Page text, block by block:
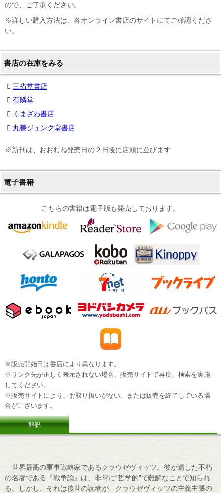
ので、ご了承ください。
※詳しい購入方法は、各オンライン書店のサイトにてご確認くださ
い。
書店の在庫をみる
三省堂書店
有隣堂
くまざわ書店
丸善ジュンク堂書店
※新刊は、おおむね発売日の２日後に店頭に並びます
電子書籍
こちらの書籍は電子版も発売しております。
※販売開始日は書店により異なります。
※リンク先が正しく表示されない場合、販売サイトで再度、検索を実施
してください。
※販売サイトにより、お取り扱いがない、または販売を終了している場
合がございます。
解説
世界最高の軍事戦略家であるクラウゼヴィッツ。彼が遺した不朽
の名著である『戦争論』は、非常に“哲学的”で難解なことで知られ
る。しかし、それは後世の読者が、クラウゼヴィッツの主義主張の